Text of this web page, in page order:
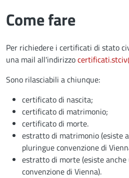
Come fare
Per richiedere i certificati di stato
una mail all'indirizzo
Sono rilasciabili a chiunque:
certificato di nascita;
certificato di matrimonio;
certificato di morte.
estratto di matrimonio (esiste
pluringue convenzione di
estratto di morte (esiste
convenzione di Vienna).